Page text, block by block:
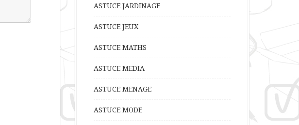
ASTUCE JARDINAGE
ASTUCE JEUX
ASTUCE MATHS
ASTUCE MEDIA
ASTUCE MENAGE
ASTUCE MODE